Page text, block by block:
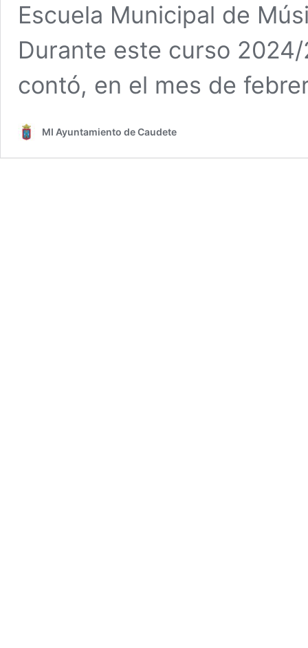
Escuela Municipal de
Durante este curso
contó, en el mes de
MI Ayuntamiento de Caudete